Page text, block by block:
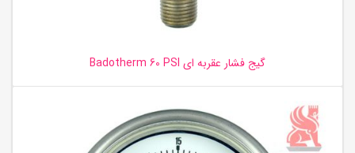
گیج فشار عقربه ای Badotherm 60 PSI